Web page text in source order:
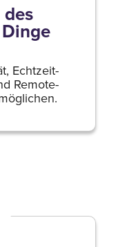
Echtzeit-
Remote-